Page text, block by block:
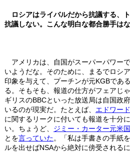
ロシアはライバルだから抗議する、
抗議しない。こんな明白な都合勝手はな
アメリカは、自国がスーパーパワー
いようだな。そのために、まるでロシ
印象を与えて、プーチンが元KGBであ
る。そもそも、報道の仕方がフェアじ
ギリスのBBCといった放送局は自国政
いるのが現実だ。たとえば、 エドワー
に関するリークに付いても報道を十分
い。ちょうど、 ジミー・カーター元米
とを言っていた。「私は手書きの手紙
ルを出せばNSAから絶対に傍受される